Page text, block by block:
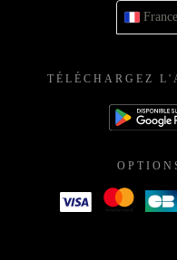
France
TÉLÉCHARGEZ